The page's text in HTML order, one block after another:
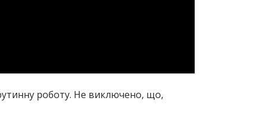
рутинну роботу. Не виключено, що,